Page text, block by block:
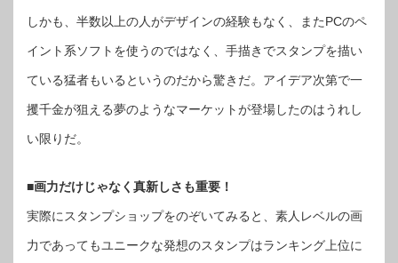
しかも、半数以上の人がデザインの経験もなく、またPCのペ
イント系ソフトを使うのではなく、手描きでスタンプを描い
ている猛者もいるというのだから驚きだ。アイデア次第で一
攫千金が狙える夢のようなマーケットが登場したのはうれし
い限りだ。
■画力だけじゃなく真新しさも重要！
実際にスタンプショップをのぞいてみると、素人レベルの画
力であってもユニークな発想のスタンプはランキング上位に